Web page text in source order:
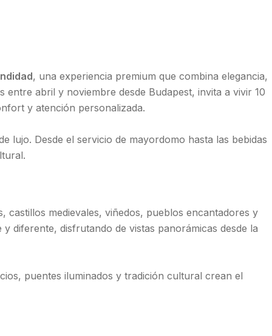
, una experiencia premium que combina elegancia,
abril y noviembre desde Budapest, invita a vivir 10
y atención personalizada.
lujo. Desde el servicio de mayordomo hasta las bebidas
castillos medievales, viñedos, pueblos encantadores y
diferente, disfrutando de vistas panorámicas desde la
puentes iluminados y tradición cultural crean el